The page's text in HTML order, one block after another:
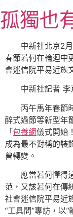
至
主
內
容
孤獨也
中新社北京2
春節若何在輪迴中
會迷信院平易近族
中新社記者 李
丙午馬年春節
醉式過節等新型年
「包養網儀式開始
成為最不對稱的裝
曾轉變。
應當若何懂得
范，又該若何在傳
社會迷信院平易近
“工具問”專訪，以